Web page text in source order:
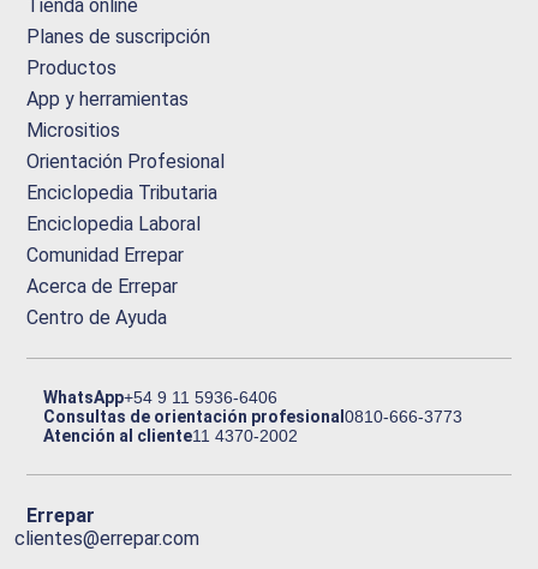
Tienda online
Planes de suscripción
Productos
App y herramientas
Micrositios
Orientación Profesional
Enciclopedia Tributaria
Enciclopedia Laboral
Comunidad Errepar
Acerca de Errepar
Centro de Ayuda
WhatsApp+54 9 11 5936-6406
Consultas de orientación profesional0810-666-3773
Atención al cliente11 4370-2002
Errepar
clientes@errepar.com